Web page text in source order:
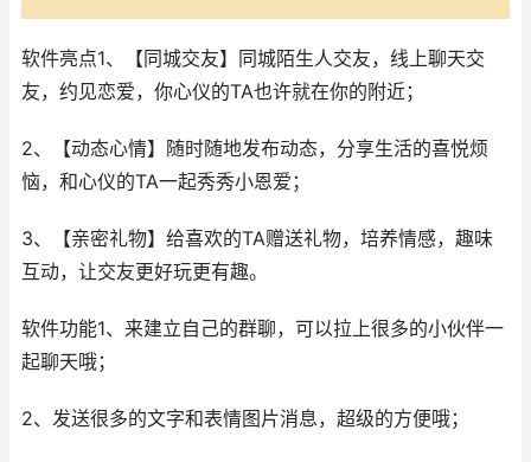
软件亮点1、【同城交友】同城陌生人交友，线上聊天交
友，约见恋爱，你心仪的TA也许就在你的附近；
2、【动态心情】随时随地发布动态，分享生活的喜悦烦
恼，和心仪的TA一起秀秀小恩爱；
3、【亲密礼物】给喜欢的TA赠送礼物，培养情感，趣味
互动，让交友更好玩更有趣。
软件功能1、来建立自己的群聊，可以拉上很多的小伙伴一
起聊天哦；
2、发送很多的文字和表情图片消息，超级的方便哦；